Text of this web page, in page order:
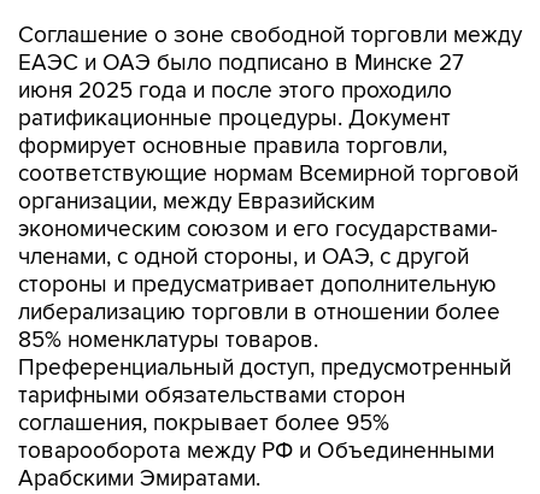
Соглашение о зоне свободной торговли между
ЕАЭС и ОАЭ было подписано в Минске 27
июня 2025 года и после этого проходило
ратификационные процедуры. Документ
формирует основные правила торговли,
соответствующие нормам Всемирной торговой
организации, между Евразийским
экономическим союзом и его государствами-
членами, с одной стороны, и ОАЭ, с другой
стороны и предусматривает дополнительную
либерализацию торговли в отношении более
85% номенклатуры товаров.
Преференциальный доступ, предусмотренный
тарифными обязательствами сторон
соглашения, покрывает более 95%
товарооборота между РФ и Объединенными
Арабскими Эмиратами.